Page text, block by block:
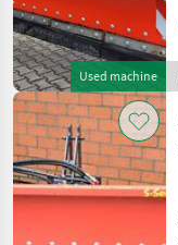
Municipal
Equipment
Winter
Service
Equipment
Adler
SELECT
CATEGORY
Used machine